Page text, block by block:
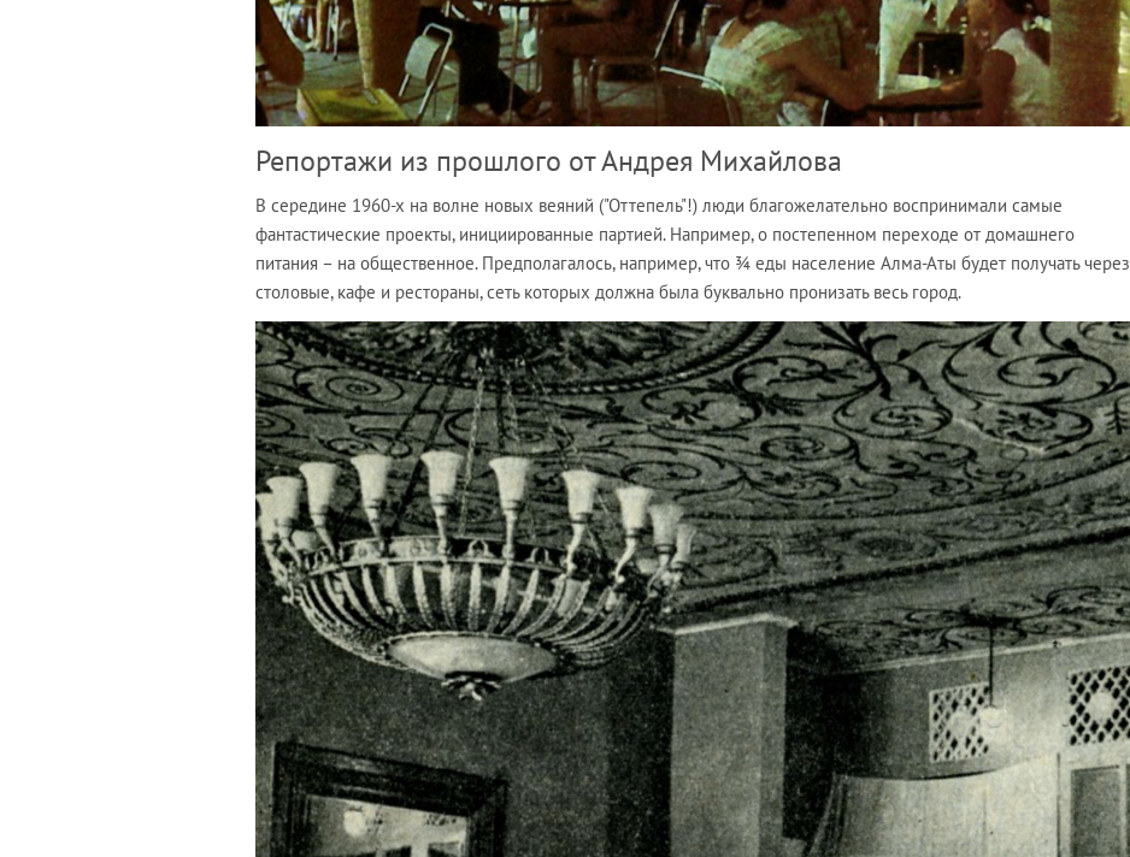
Репортажи из прошлого от Андрея Михайлова
В середине 1960-х на волне новых веяний ("Оттепель"!) люди благожелательно воспринимали самые
фантастические проекты, инициированные партией. Например, о постепенном переходе от домашнего
питания – на общественное. Предполагалось, например, что ¾ еды население Алма-Аты будет получать через
столовые, кафе и рестораны, сеть которых должна была буквально пронизать весь город.